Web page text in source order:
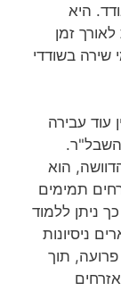
היא
זמן
בשודדי
עוד עבירה
הוא
תמימים
ניתן ללמוד
ניסיונות
תוך